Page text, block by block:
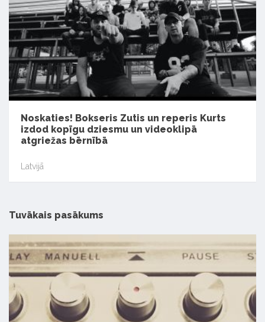
Noskaties! Bokseris Zutis un reperis Kurts
izdod kopīgu dziesmu un videoklipā
atgriežas bērnībā
Latvijā
Tuvākais pasākums